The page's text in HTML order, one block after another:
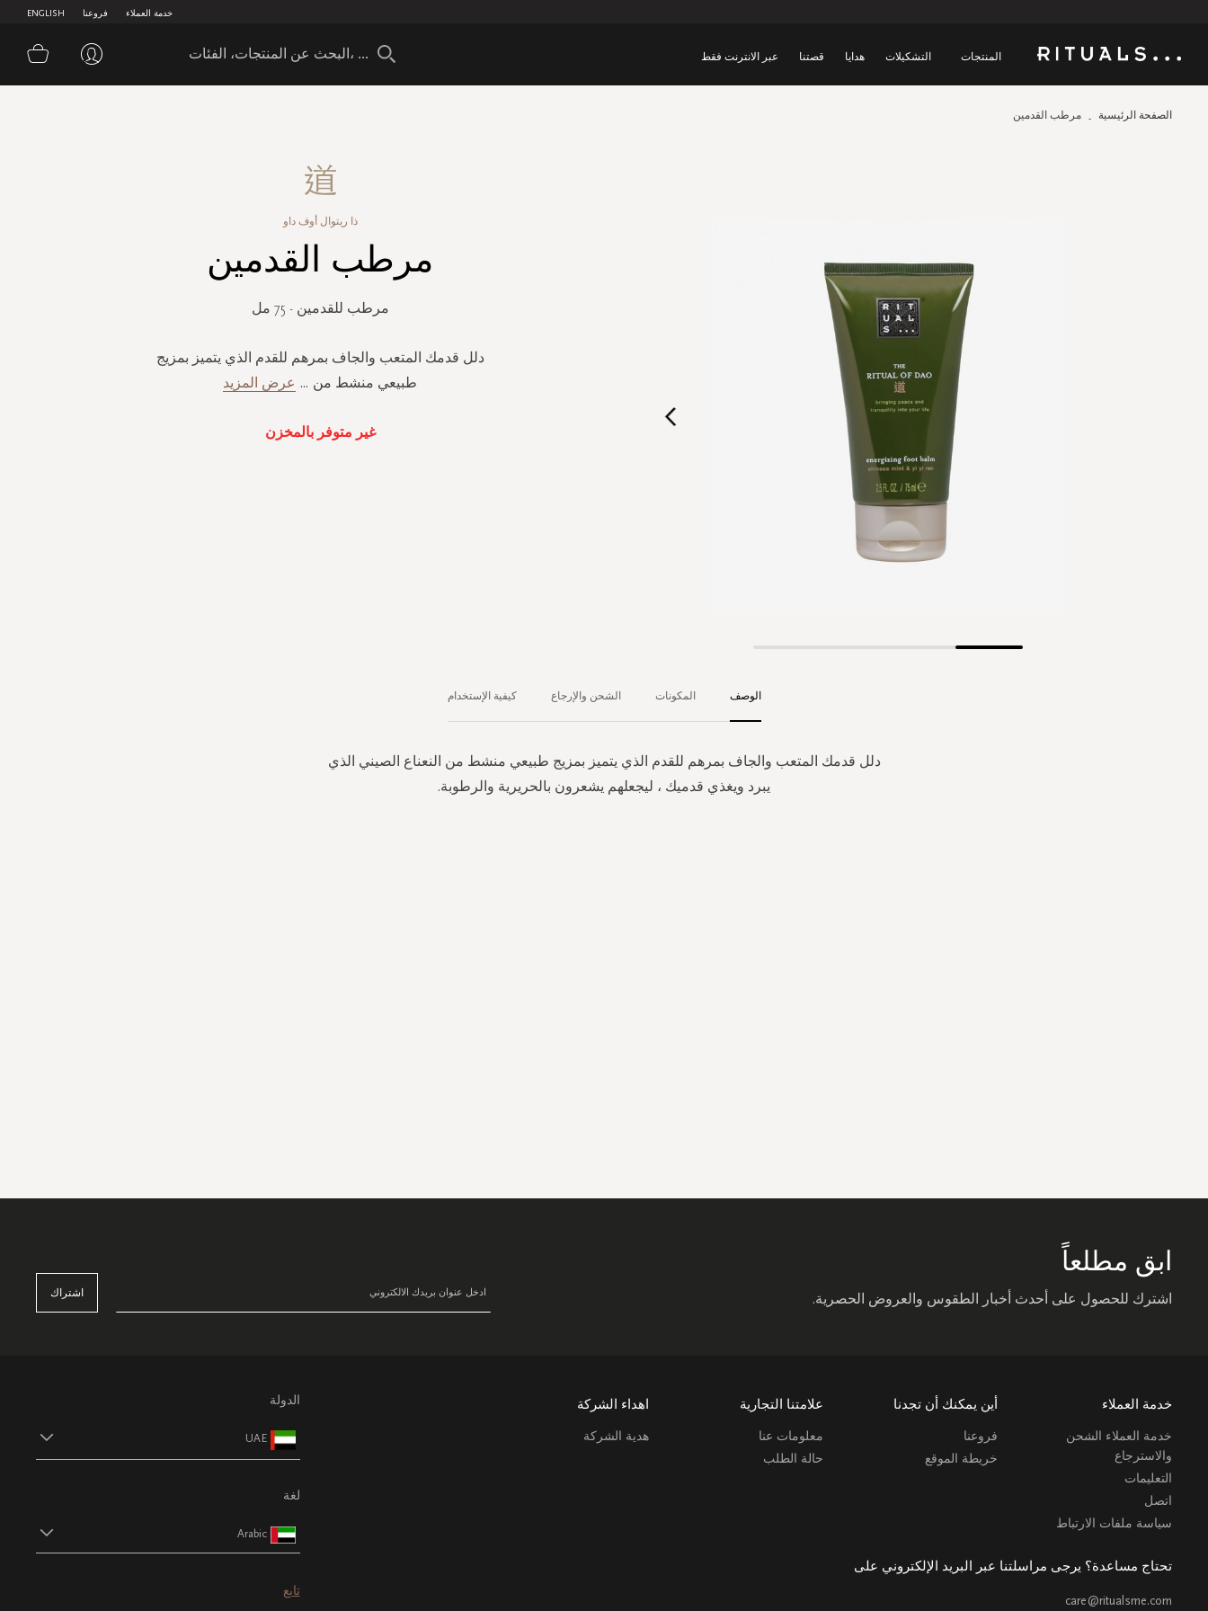
ENGLISH فروعنا خدمة العملاء
المنتجات التشكيلات هدايا قصتنا عبر الانترنت فقط سلة
الصفحة الرئيسية مرطب القدمين
ذا ريتوال أوف داو
مرطب القدمين
مرطب للقدمين - 75 مل
دلل قدمك المتعب والجاف بمرهم للقدم الذي يتميز بمزيج
طبيعي منشط من ... عرض المزيد
غير متوفر بالمخزن
الوصف
دلل قدمك المتعب والجاف بمرهم للقدم الذي يتميز بمزيج طبيعي منشط من النعناع الصيني الذي
يبرد ويغذي قدميك ، ليجعلهم يشعرون بالحريرية والرطوبة.
المكونات الشحن والإرجاع كيفية الإستخدام
ابق مطلعاً
اشترك للحصول على أحدث أخبار الطقوس والعروض الحصرية. اشتراك
خدمة العملاء
خدمة العملاء الشحن
والاسترجاع
التعليمات
اتصل
سياسة ملفات الارتباط
أين يمكنك أن تجدنا
فروعنا
خريطة الموقع
علامتنا التجارية
معلومات عنا
حالة الطلب
اهداء الشركة
هدية الشركة
تحتاج مساعدة؟ يرجى مراسلتنا عبر البريد الإلكتروني على
care@ritualsme.com
الدولة
UAE
لغة
Arabic
تابع